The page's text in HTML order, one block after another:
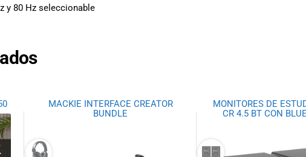
y 80 Hz seleccionable
MACKIE INTERFACE CREATOR
BUNDLE
MONITORES DE
CR 4.5 BT CON